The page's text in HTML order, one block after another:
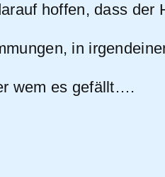
hoffen, dass
in
wem es gefällt….